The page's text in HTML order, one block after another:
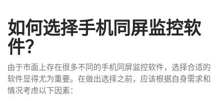
如何选择手机同屏监控软
件？
由于市面上存在很多不同的手机同屏监控软件，选择合适的
软件显得尤为重要。在做出选择之前，应该根据自身需求和
情况考虑以下因素：